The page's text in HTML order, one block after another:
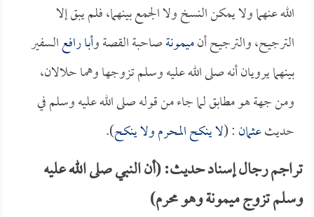
الله عنهما ولا يمكن النسخ ولا الجمع بينهما، فلم يبق إلا
الترجيح، والترجيح أنميمونةصاحبة القصة وأبا رافعالسفير
بينهما يرويان أنه صلى الله عليه وسلم تزوجها وهما حلالان،
ومن جهة هو مطابق لما جاء من قوله صلى الله عليه وسلم في
حديثعثمان: (لا ينكح المحرم ولا ينكح).
تراجم رجال إسناد حديث: (أن النبي صلى الله عليه
وسلم تزوج ميمونة وهو محرم)